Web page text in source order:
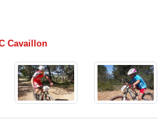
Cavaillon